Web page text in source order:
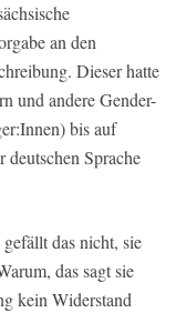
an den
Dieser hatte
und andere Gender-
bis auf
Sprache
das nicht, sie
das sagt sie
kein Widerstand